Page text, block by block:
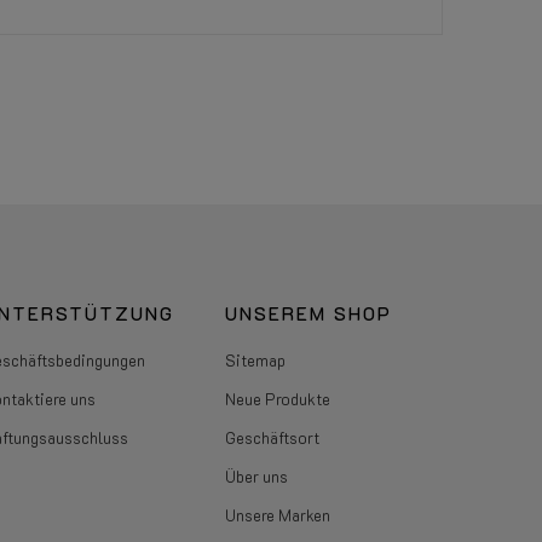
uns
UNSEREM SHOP
Sitemap
Neue Produkte
Geschäftsort
Über uns
Unsere Marken